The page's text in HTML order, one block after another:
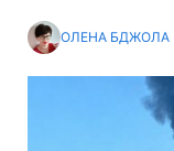
ОЛЕНА БДЖОЛА